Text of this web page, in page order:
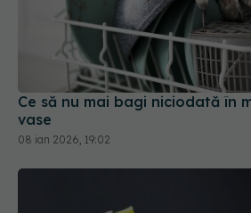
Ce să nu mai bagi niciodată în
08 ian 2026, 19:02